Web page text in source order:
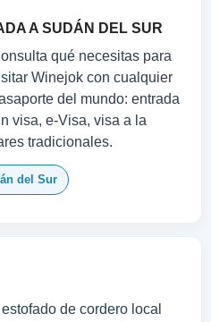
A SUDÁN DEL SUR
qué necesitas para
Winejok con cualquier
del mundo: entrada
visa, e-Visa, visa a la
tradicionales.
del Sur
de cordero local